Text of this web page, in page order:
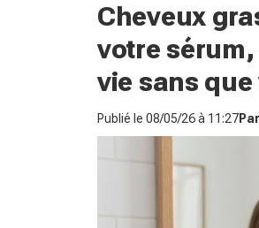
Cheveux
votre
vie sans
Publié le 08/05/26 à 11:27Par